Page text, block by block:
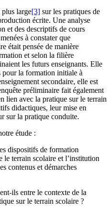
large[3] sur les pratiques de
écrite. Une analyse
et des descriptifs de cours
à constater que
était pensée de manière
et selon la filière
les futurs enseignants. Elle
pour la formation initiale à
secondaire, elle est
préliminaire fait également
lien avec la pratique sur le terrain
didactiques, leur mise en
sur la pratique conduite.
étude :
dispositifs de formation
le terrain scolaire et l’institution
contenus et démarches
ils entre le contexte de la
sur le terrain scolaire ?